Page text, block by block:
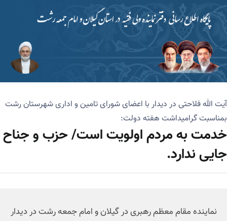
آیت الله فلاحتی در دیدار با اعضای شورای تامین و اداری شهرستان رشت
بمناسبت گرامیداشت هفته دولت:
خدمت به مردم اولویت است/ حزب و جناح
جایی ندارد.
نماینده مقام معظم رهبری در گیلان و امام جمعه رشت در دیدار